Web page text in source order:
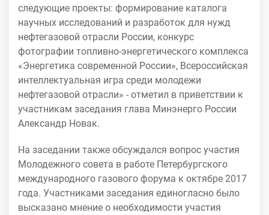
следующие проекты: формирование каталога
научных исследований и разработок для нужд
нефтегазовой отрасли России, конкурс
фотографии топливно-энергетического комплекса
«Энергетика современной России», Всероссийская
интеллектуальная игра среди молодежи
нефтегазовой отрасли» - отметил в приветствии к
участникам заседания глава Минэнерго России
Александр Новак.
На заседании также обсуждался вопрос участия
Молодежного совета в работе Петербургского
международного газового форума к октябре 2017
года. Участниками заседания единогласно было
высказано мнение о необходимости участия